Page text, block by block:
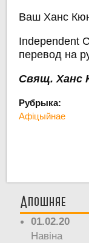
Ваш Ханс
Independent
перевод на
Свящ. Ханс
Рубрыка:
Афіцыйнае
Апошняе
01.02.20
Навіна